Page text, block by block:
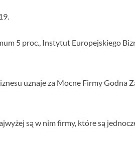
5 proc., Instytut Europejskiego
uznaje za Mocne Firmy Godna
są w nim firmy, które są